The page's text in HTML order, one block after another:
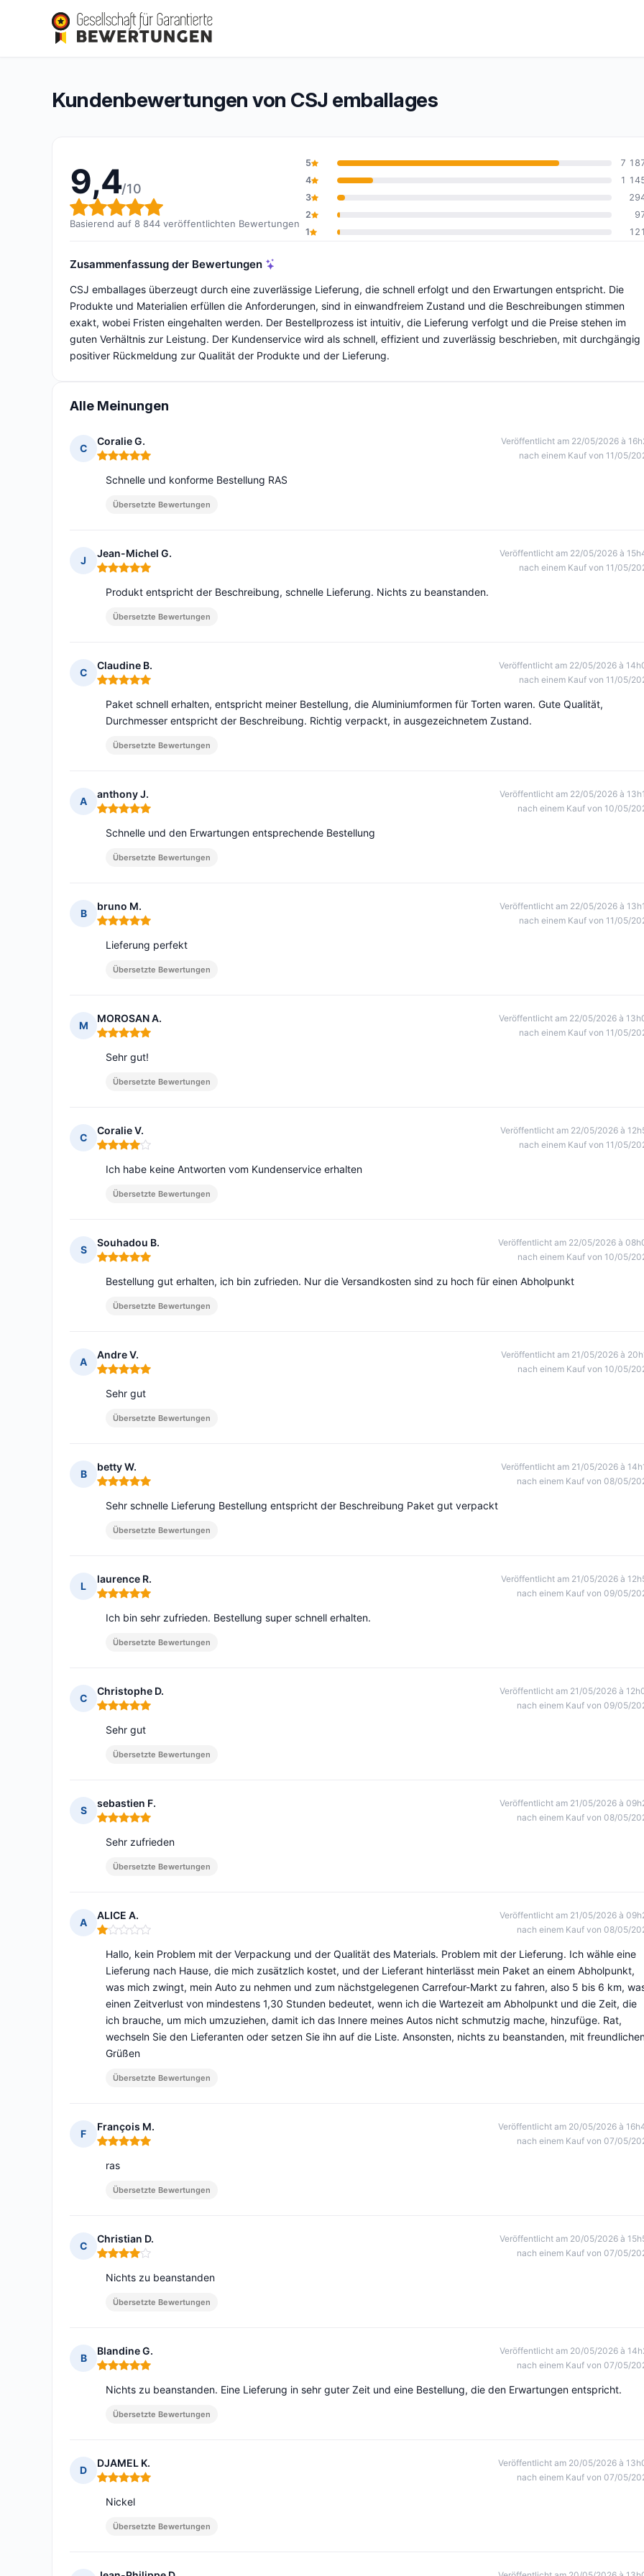
CSJ emballages
Gesamtbewertung: 9,4 von 10
9,4/10(8 844 Bewertungen)
Kundenbewertungen von CSJ emballages
9,4/10
Gesamtbewertung: 9,4 von 10
Basierend auf 8 844 veröffentlichten Bewertungen
5
7
4
1
3
2
1
121
Zusammenfassung der Bewertungen
CSJ emballages überzeugt durch eine zuverlässige Lieferung, die schnell erfolgt und den Erwartungen entspricht. Die
Produkte und Materialien erfüllen die Anforderungen, sind in einwandfreiem Zustand und die Beschreibungen stimmen
exakt, wobei Fristen eingehalten werden. Der Bestellprozess ist intuitiv, die Lieferung verfolgt und die Preise stehen im
guten Verhältnis zur Leistung. Der Kundenservice wird als schnell, effizient und zuverlässig beschrieben, mit durchgängig
positiver Rückmeldung zur Qualität der Produkte und der Lieferung.
Alle Meinungen
C
Coralie G.
Hinweis: 5 von 5
Veröffentlicht am 22/05/2026 à
nach einem Kauf von 11/05/
Schnelle und konforme Bestellung RAS
Übersetzte Bewertungen
J
Jean-Michel G.
Hinweis: 5 von 5
Veröffentlicht am 22/05/2026 à
nach einem Kauf von 11/05/
Produkt entspricht der Beschreibung, schnelle Lieferung. Nichts zu beanstanden.
Übersetzte Bewertungen
C
Claudine B.
Hinweis: 5 von 5
Veröffentlicht am 22/05/2026 à
nach einem Kauf von 11/05/
Paket schnell erhalten, entspricht meiner Bestellung, die Aluminiumformen für Torten waren. Gute Qualität,
Durchmesser entspricht der Beschreibung. Richtig verpackt, in ausgezeichnetem Zustand.
Übersetzte Bewertungen
A
anthony J.
Hinweis: 5 von 5
Veröffentlicht am 22/05/2026 à
nach einem Kauf von 10/05/
Schnelle und den Erwartungen entsprechende Bestellung
Übersetzte Bewertungen
B
bruno M.
Hinweis: 5 von 5
Veröffentlicht am 22/05/2026 à
nach einem Kauf von 11/05/
Lieferung perfekt
Übersetzte Bewertungen
M
MOROSAN A.
Hinweis: 5 von 5
Veröffentlicht am 22/05/2026 à
nach einem Kauf von 11/05/
Sehr gut!
Übersetzte Bewertungen
C
Coralie V.
Hinweis: 4 von 5
Veröffentlicht am 22/05/2026 à
nach einem Kauf von 11/05/
Ich habe keine Antworten vom Kundenservice erhalten
Übersetzte Bewertungen
S
Souhadou B.
Hinweis: 5 von 5
Veröffentlicht am 22/05/2026 à
nach einem Kauf von 10/05/
Bestellung gut erhalten, ich bin zufrieden. Nur die Versandkosten sind zu hoch für einen Abholpunkt
Übersetzte Bewertungen
A
Andre V.
Hinweis: 5 von 5
Veröffentlicht am 21/05/2026 à
nach einem Kauf von 10/05/
Sehr gut
Übersetzte Bewertungen
B
betty W.
Hinweis: 5 von 5
Veröffentlicht am 21/05/2026 à
nach einem Kauf von 08/05/
Sehr schnelle Lieferung Bestellung entspricht der Beschreibung Paket gut verpackt
Übersetzte Bewertungen
L
laurence R.
Hinweis: 5 von 5
Veröffentlicht am 21/05/2026 à
nach einem Kauf von 09/05/
Ich bin sehr zufrieden. Bestellung super schnell erhalten.
Übersetzte Bewertungen
C
Christophe D.
Hinweis: 5 von 5
Veröffentlicht am 21/05/2026 à
nach einem Kauf von 09/05/
Sehr gut
Übersetzte Bewertungen
S
sebastien F.
Hinweis: 5 von 5
Veröffentlicht am 21/05/2026 à
nach einem Kauf von 08/05/
Sehr zufrieden
Übersetzte Bewertungen
A
ALICE A.
Hinweis: 1 von 5
Veröffentlicht am 21/05/2026 à
nach einem Kauf von 08/05/
Hallo, kein Problem mit der Verpackung und der Qualität des Materials. Problem mit der Lieferung. Ich wähle eine
Lieferung nach Hause, die mich zusätzlich kostet, und der Lieferant hinterlässt mein Paket an einem Abholpunkt,
was mich zwingt, mein Auto zu nehmen und zum nächstgelegenen Carrefour-Markt zu fahren, also 5 bis 6 km,
einen Zeitverlust von mindestens 1,30 Stunden bedeutet, wenn ich die Wartezeit am Abholpunkt und die Zeit, die
ich brauche, um mich umzuziehen, damit ich das Innere meines Autos nicht schmutzig mache, hinzufüge. Rat,
wechseln Sie den Lieferanten oder setzen Sie ihn auf die Liste. Ansonsten, nichts zu beanstanden, mit
Grüßen
Übersetzte Bewertungen
F
François M.
Hinweis: 5 von 5
Veröffentlicht am 20/05/2026 à
nach einem Kauf von 07/05/
ras
Übersetzte Bewertungen
C
Christian D.
Hinweis: 4 von 5
Veröffentlicht am 20/05/2026 à
nach einem Kauf von 07/05/
Nichts zu beanstanden
Übersetzte Bewertungen
B
Blandine G.
Hinweis: 5 von 5
Veröffentlicht am 20/05/2026 à
nach einem Kauf von 07/05/
Nichts zu beanstanden. Eine Lieferung in sehr guter Zeit und eine Bestellung, die den Erwartungen entspricht.
Übersetzte Bewertungen
D
DJAMEL K.
Hinweis: 5 von 5
Veröffentlicht am 20/05/2026 à
nach einem Kauf von 07/05/
Nickel
Übersetzte Bewertungen